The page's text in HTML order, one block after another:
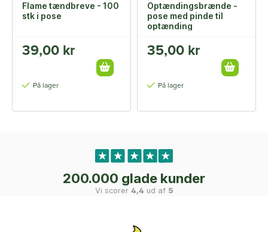
Flame tændbreve - 100
stk i pose
39,00 kr
På lager
Optændingsbrænde -
pose med pinde til
optænding
35,00 kr
På lager
200.000 glade kunder
Vi scorer 4,4 ud af 5